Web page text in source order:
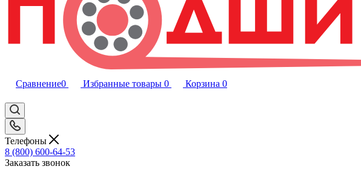
Сравнение0 Избранные товары 0 Корзина 0
Телефоны
8 (800) 600-64-53
Заказать звонок